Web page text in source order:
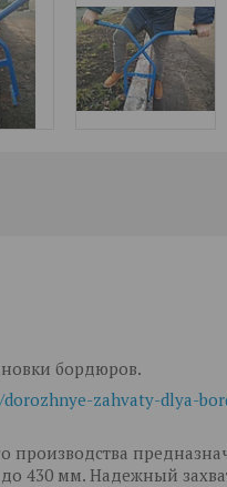
бордюров.
zahvaty-dlya-
производства
430 мм. Надежный